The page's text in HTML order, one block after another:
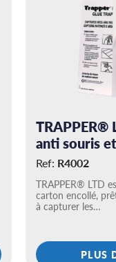
TRAPPER®
anti souris
Ref: R4002
TRAPPER® LTD
carton encollé,
à capturer les…
PLUS